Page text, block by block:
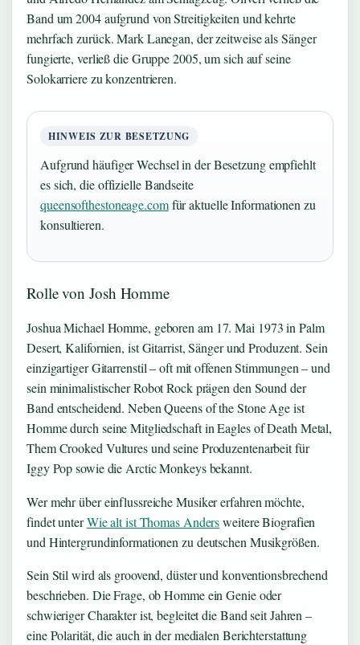
Band um 2004 aufgrund von Streitigkeiten und kehrte
mehrfach zurück. Mark Lanegan, der zeitweise als Sänger
fungierte, verließ die Gruppe 2005, um sich auf seine
Solokarriere zu konzentrieren.
HINWEIS ZUR BESETZUNG
Aufgrund häufiger Wechsel in der Besetzung empfiehlt
es sich, die offizielle Bandseite
queensofthestoneage.comfür aktuelle Informationen zu
konsultieren.
Rolle von Josh Homme
Joshua Michael Homme, geboren am 17. Mai 1973 in Palm
Desert, Kalifornien, ist Gitarrist, Sänger und Produzent. Sein
einzigartiger Gitarrenstil – oft mit offenen Stimmungen – und
sein minimalistischer Robot Rock prägen den Sound der
Band entscheidend. Neben Queens of the Stone Age ist
Homme durch seine Mitgliedschaft in Eagles of Death Metal,
Them Crooked Vultures und seine Produzentenarbeit für
Iggy Pop sowie die Arctic Monkeys bekannt.
Wer mehr über einflussreiche Musiker erfahren möchte,
findet unterWie alt ist Thomas Andersweitere Biografien
und Hintergrundinformationen zu deutschen Musikgrößen.
Sein Stil wird als groovend, düster und konventionsbrechend
beschrieben. Die Frage, ob Homme ein Genie oder
schwieriger Charakter ist, begleitet die Band seit Jahren –
eine Polarität, die auch in der medialen Berichterstattung